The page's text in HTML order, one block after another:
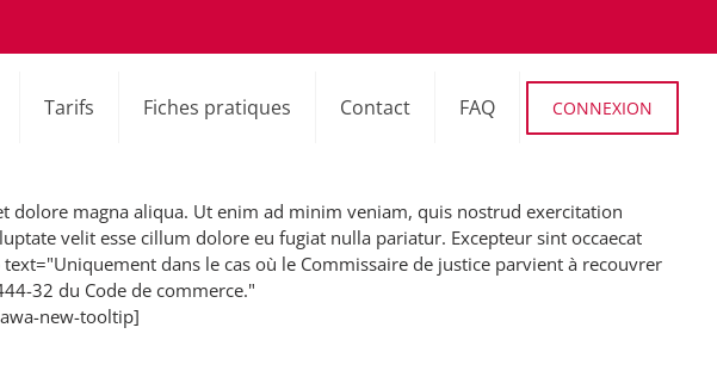
Tarifs Fiches pratiques Contact FAQ CONNEXION
magna aliqua. Ut enim ad minim veniam, quis nostrud exercitation
velit esse cillum dolore eu fugiat nulla pariatur. Excepteur sint occaecat
dans le cas où le Commissaire de justice parvient à recouvrer
32 du Code de commerce."
new-tooltip]